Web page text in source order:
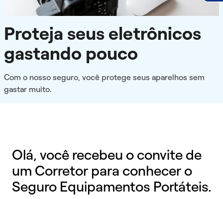
Proteja seus eletrônicos
gastando pouco
Com o nosso seguro, você protege seus aparelhos sem
gastar muito.
Olá, você recebeu o convite de
um Corretor para conhecer o
Seguro Equipamentos Portáteis.